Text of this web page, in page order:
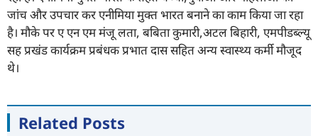
जांच और उपचार कर एनीमिया मुक्त भारत बनाने का काम किया जा रहा
है। मौके पर ए एन एम मंजू लता, बबिता कुमारी,अटल बिहारी, एमपीडब्ल्यू
सह प्रखंड कार्यक्रम प्रबंधक प्रभात दास सहित अन्य स्वास्थ्य कर्मी मौजूद
थे।
Related Posts